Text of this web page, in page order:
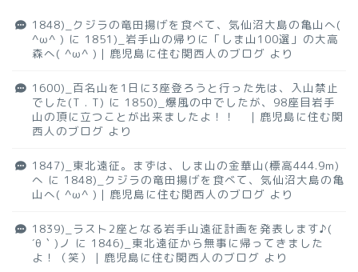
1848)_クジラの竜田揚げを食べて、気仙沼大島の亀山へ(
^ω^ ) に 1851)_岩手山の帰りに「しま山100選」の大高
森へ( ^ω^ )｜鹿児島に住む関西人のブログ より
1600)_百名山を1日に3座登ろうと行った先は、入山禁止
でした(T . T) に 1850)_爆風の中でしたが、98座目岩手
山の頂に立つことが出来ましたよ！！ ｜鹿児島に住む関
西人のブログ より
1847)_東北遠征。まずは、しま山の金華山(標高444.9m)
へ に 1848)_クジラの竜田揚げを食べて、気仙沼大島の亀
山へ( ^ω^ )｜鹿児島に住む関西人のブログ より
1839)_ラスト2座となる岩手山遠征計画を発表します♪(
´θ｀)ノ に 1846)_東北遠征から無事に帰ってきました
よ！（笑）｜鹿児島に住む関西人のブログ より